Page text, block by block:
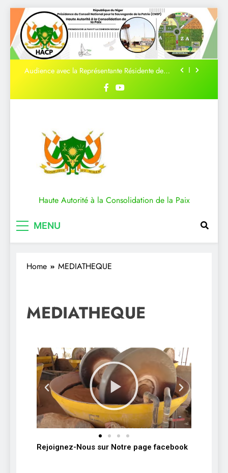
journée de la Femme Nigérienne
le President de la HACP à Tanda pour la
Cérémonie de Pardon et de Signature des
Audience avec la Représentante Résidente de
AUDIENCE HACP-BANQUE MONDIALE
le President de la HACP à Tanda pour la
Cérémonie de Pardon et de Signature des
accords de paix
Audience avec la Représentante Résidente de
ONU Femmes au Niger.
journée de la Femme Nigérienne
Haute Autorité à la Consolidation de la Paix
MENU
Home MEDIATHEQUE
MEDIATHEQUE
Rejoignez-Nous sur Notre page facebook